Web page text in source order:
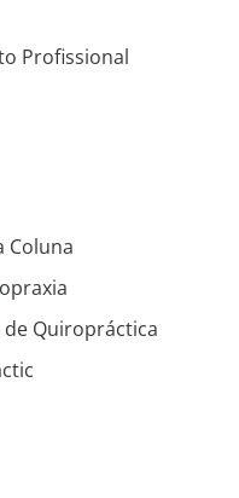
Profissional
Coluna
Quiropráctica